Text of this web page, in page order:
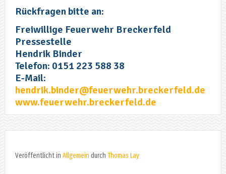
Rückfragen bitte an:
Freiwillige Feuerwehr Breckerfeld
Pressestelle
Hendrik Binder
Telefon: 0151 223 588 38
E-Mail:
hendrik.binder@feuerwehr.breckerfeld.de
www.feuerwehr.breckerfeld.de
Veröffentlicht in Allgemein durch Thomas Lay